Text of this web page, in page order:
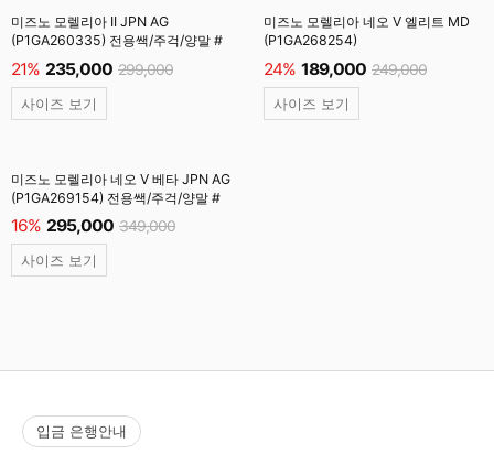
미즈노 모렐리아 II JPN AG
(P1GA260335) 전용쌕/주걱/양말 #
21% 235,000 299,000
사이즈 보기
미즈노 모렐리아 네오 V 엘리트 MD
(P1GA268254)
24% 189,000 249,000
사이즈 보기
미즈노 모렐리아 네오 V 베타 JPN AG
(P1GA269154) 전용쌕/주걱/양말 #
16% 295,000 349,000
사이즈 보기
입금 은행안내